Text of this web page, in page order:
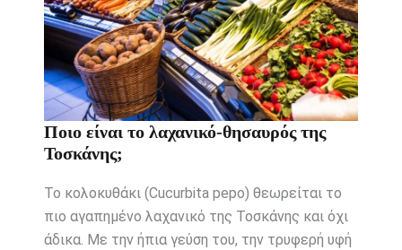
Ποιο είναι το λαχανικό-θησαυρός της
Τοσκάνης;
Το κολοκυθάκι (Cucurbita pepo) θεωρείται το
πιο αγαπημένο λαχανικό της Τοσκάνης και όχι
άδικα. Με την ήπια γεύση του, την τρυφερή υφή